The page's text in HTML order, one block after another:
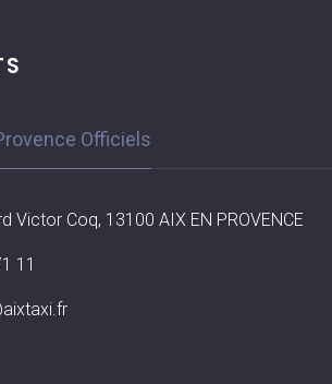
Officiels
Victor Coq, 13100 AIX EN PROVENCE
11